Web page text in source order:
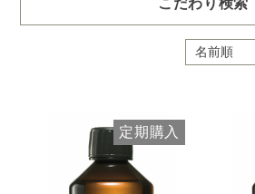
容量・用途で絞り込む ※一つお選
定期 業務用オイル250ml
定期 業務用オイル450ml
定期購入